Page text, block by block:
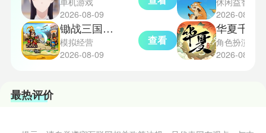
2026-08-09
锄战三国村单机版
模拟经营
2026-08-09
查看
2026-08-09
角色扮演
2026-08-09
最热评价